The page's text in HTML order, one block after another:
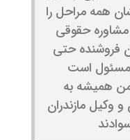
همه مراحل را
حقوقی
فروشنده حتی
مسئول است
همیشه به
وکیل مازندران